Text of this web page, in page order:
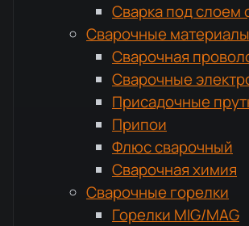
Сварка под слоем
Сварочные
Сварочная
Сварочные
Присадочные
Припои
Флюс сварочный
Сварочная химия
Сварочные горелки
Горелки MIG/MAG